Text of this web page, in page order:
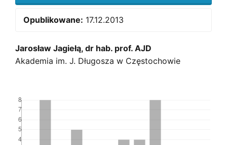
Opublikowane: 17.12.2013
Main
Article
Jarosław Jagiełą, dr hab. prof. AJD
Akademia im. J. Długosza w Częstochowie